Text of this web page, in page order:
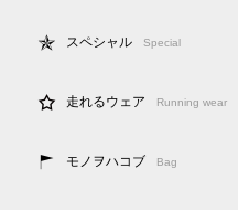
スペシャル Special
走れるウェア Running wear
モノヲハコブ Bag